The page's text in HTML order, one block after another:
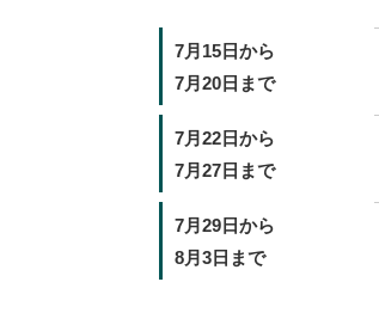
7月15日から
7月20日まで
7月22日から
7月27日まで
7月29日から
8月3日まで